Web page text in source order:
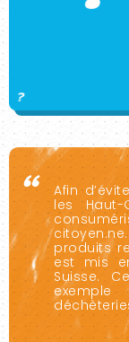
Afin
les
produits
est mis
Suisse.